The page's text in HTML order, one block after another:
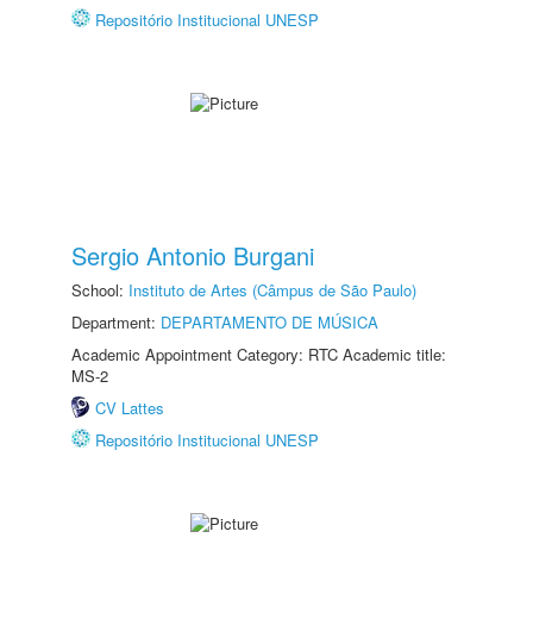
Repositório Institucional UNESP
Sergio Antonio Burgani
School: Instituto de Artes (Câmpus de São Paulo)
Department: DEPARTAMENTO DE MÚSICA
Academic Appointment Category: RTC Academic title:
MS-2
CV Lattes
Repositório Institucional UNESP